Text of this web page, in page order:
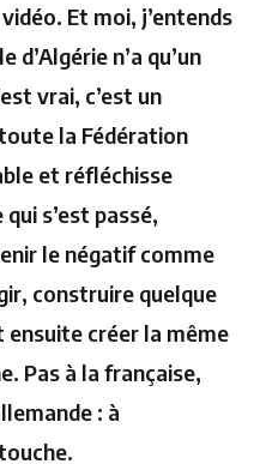
Et moi, j’entends
d’Algérie n’a qu’un
vrai, c’est un
la Fédération
et réfléchisse
s’est passé,
le négatif comme
construire quelque
ensuite créer la même
Pas à la française,
: à